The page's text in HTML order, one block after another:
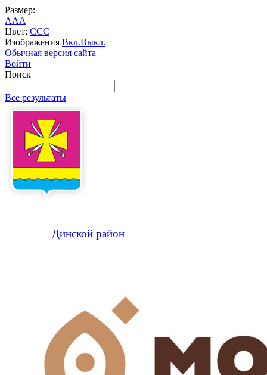
Размер:
AAA
Цвет: CCC
Изображения Вкл.Выкл.
Обычная версия сайта
Войти
Поиск
Все результаты
Динской район